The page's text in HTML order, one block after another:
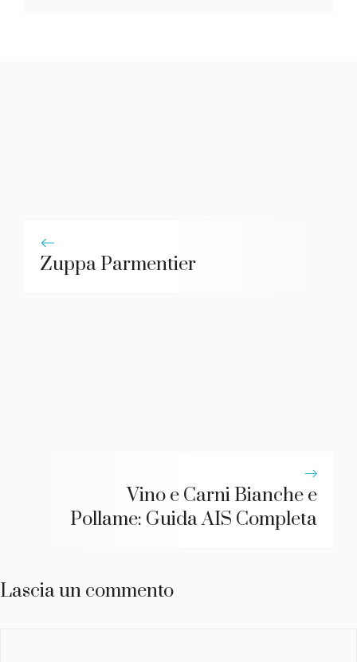
Zuppa Parmentier
Vino e Carni Bianche e
Pollame: Guida AIS Completa
Lascia un commento